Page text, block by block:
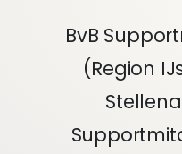
BvB
(Region